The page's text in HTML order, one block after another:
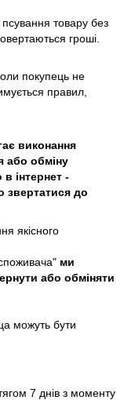
товару без
гроші.
покупець не
правил,
виконання
або обміну
інтернет -
звертатися до
якісного
ми
або обміняти
можуть бути
7 днів з моменту